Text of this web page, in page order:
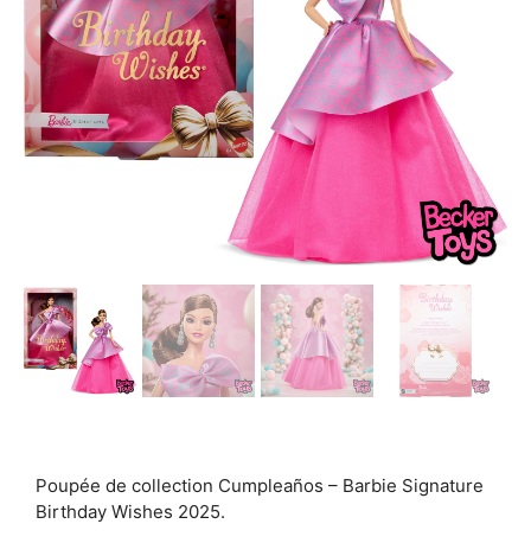
Poupée de collection Cumpleaños – Barbie Signature
Birthday Wishes 2025.